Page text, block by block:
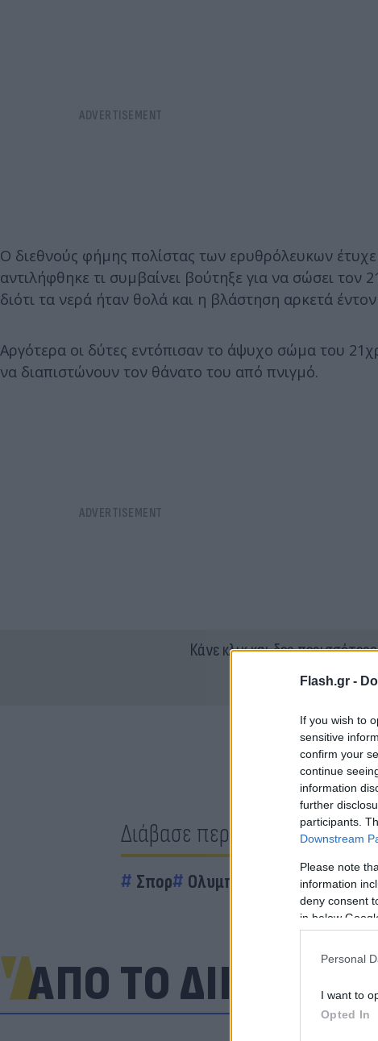
Flash.gr -
If you wish to
sensitive
confirm your
continue
information
further
participants.
Downstream
Please note
information
deny consent
in below
Personal
I want to
Opted In
Ο διεθνούς φήμης πολίστας των ερυθρόλευκων
αντιλήφθηκε τι συμβαίνει βούτηξε για να σώσει
διότι τα νερά ήταν θολά και η βλάστηση αρκετά
Αργότερα οι δύτες εντόπισαν το άψυχο σώμα του
να διαπιστώνουν τον θάνατο του από πνιγμό.
Κάνε κλικ και δες
Διάβασε περισσότερα
Σπορ Ολυμπιακός
ΑΠΟ ΤΟ ΔΙΚΤΥΟ